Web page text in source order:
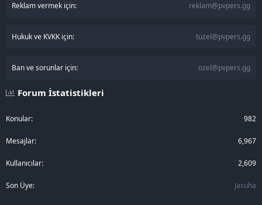
Reklam vermek için: reklam@pvpers.gg
Hukuk ve KVKK için: tuzel@pvpers.gg
Ban ve sorunlar için: ozel@pvpers.gg
Forum İstatistikleri
Konular 982
Mesajlar 6,967
Kullanıcılar 2,609
Son Üye Jasuha